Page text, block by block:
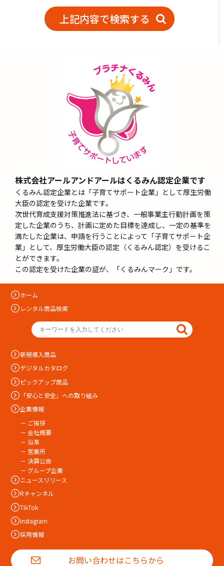
株式会社アールアンドアールはくるみん認定企業です
くるみん認定企業とは「子育てサポート企業」として厚生労働
大臣の認定を受けた企業です。
次世代育成支援対策推進法に基づき、一般事業主行動計画を策
定した企業のうち、計画に定めた目標を達成し、一定の基準を
満たした企業は、申請を行うことによって「子育てサポート企
業」として、厚生労働大臣の認定（くるみん認定）を受けるこ
とができます。
この認定を受けた企業の証が、「くるみんマーク」です。
ホーム
レンタル商品検索
新規導入商品
デジタルカタログ
ピックアップ商品
「安心と安全」への取り組み
企業情報
－ ご挨拶
－ 会社概要
－ 沿革
－ 営業所
－ 決算公告
－ グループ企業
ニュースリリース
Rチャンネル
TikTok
Instagram
採用情報
お問い合わせはこちらから